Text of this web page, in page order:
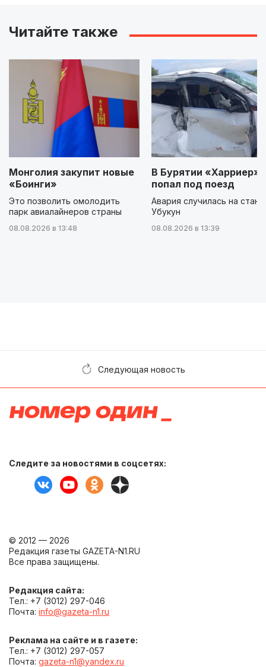
Читайте также
Монголия закупит новые
«Боинги»
Это позволить омолодить
парк авиалайнеров страны
08.08.2026 в 13:48
В Бурятии «Харриер»
попал под поезд
Авария случилась на
Убукун
08.08.2026 в 13:39
Следующая новость
Следите за новостями в соцсетях:
© 2012 — 2026
Редакция газеты GAZETA-N1.RU
Все права защищены.
Редакция сайта:
Тел.: +7 (3012) 297-046
Почта: info@gazeta-n1.ru
Реклама на сайте и в газете:
Тел.: +7 (3012) 297-057
Почта: gazeta-n1@yandex.ru